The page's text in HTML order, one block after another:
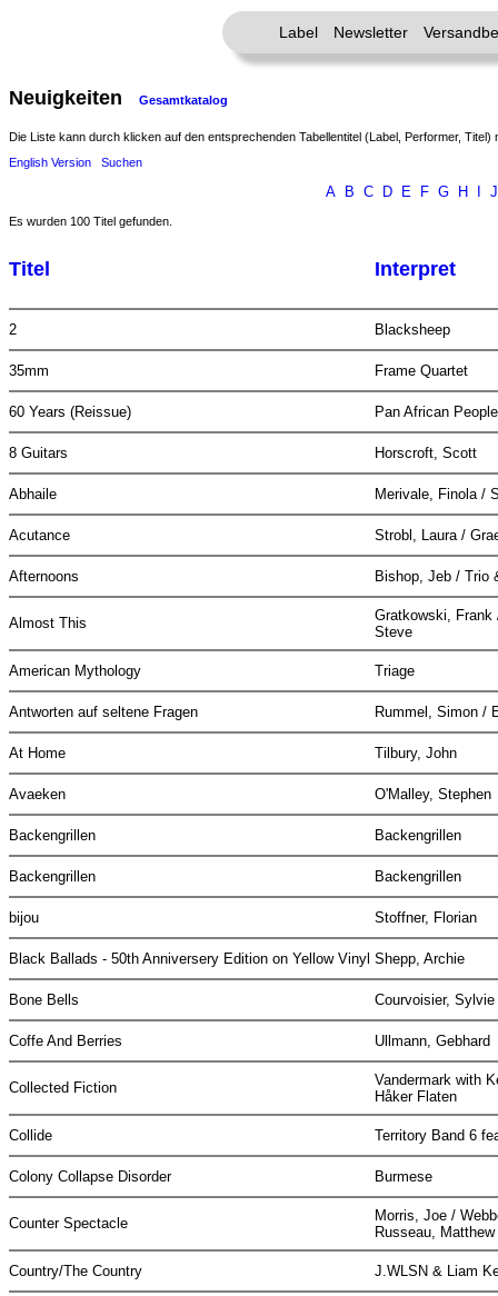
Label Newsletter
Neuigkeiten Gesamtkatalog
Die Liste kann durch klicken auf den entsprechenden Tabellentitel (Label, Performer,
English Version
Suchen
A B C D E F G H J
Es wurden 100 Titel gefunden.
Titel Interpret
2 Blacksheep
35mm Frame Quartet
60 Years (Reissue) Pan African
8 Guitars Horscroft, Scott
Abhaile Merivale, Finola /
Acutance Strobl, Laura /
Afternoons Bishop, Jeb / Trio
Almost This
Gratkowski, Frank
Steve
American Mythology Triage
Antworten auf seltene Fragen Rummel, Simon /
At Home Tilbury, John
Avaeken O'Malley, Stephen
Backengrillen Backengrillen
Backengrillen Backengrillen
bijou Stoffner, Florian
Black Ballads - 50th Anniversery Edition on Yellow Vinyl Shepp, Archie
Bone Bells Courvoisier,
Coffe And Berries Ullmann, Gebhard
Collected Fiction
Vandermark with
Håker Flaten
Collide Territory Band 6
Colony Collapse Disorder Burmese
Counter Spectacle
Morris, Joe /
Russeau, Matthew
Country/The Country J.WLSN & Liam